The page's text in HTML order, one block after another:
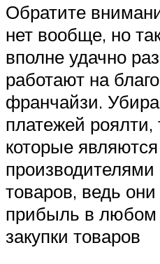
Обратите
нет вообще, но
вполне удачно
работают на
франчайзи.
платежей роялти,
которые являются
товаров, ведь
прибыль в любом
закупки товаров